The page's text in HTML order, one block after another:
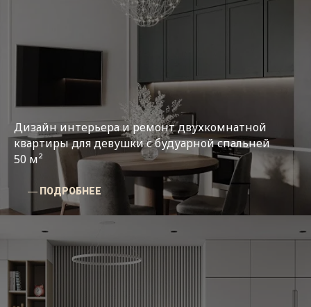
Дизайн интерьера и ремонт двухкомнатной
квартиры для девушки с будуарной спальней
50 м²
― ПОДРОБНЕЕ